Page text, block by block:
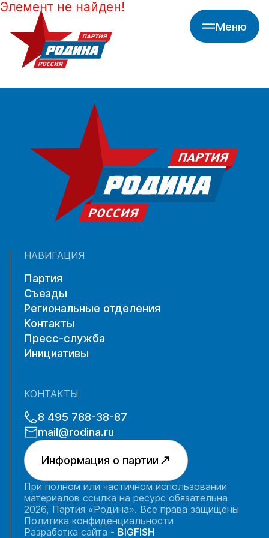
Меню
Элемент не найден!
НАВИГАЦИЯ
Партия
Съезды
Региональные отделения
Контакты
Пресс-служба
Инициативы
КОНТАКТЫ
8 495 788-38-87
mail@rodina.ru
Информация о партии
При полном или частичном использовании
материалов ссылка на ресурс обязательна
2026, Партия «Родина». Все права защищены
Политика конфиденциальности
Разработка сайта - BIGFISH